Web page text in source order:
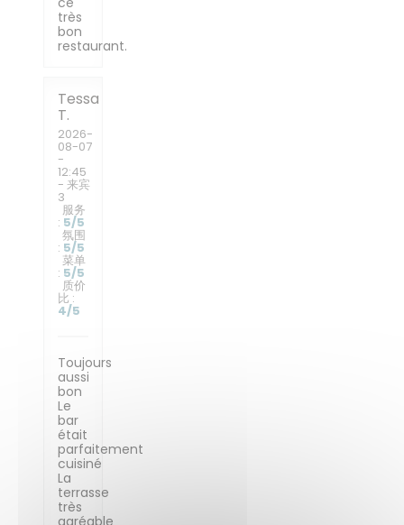
très
bon
restaurant.
Tessa
T
2026-
08-07
-
12:45
- 来宾
3
服务
: 5/5
氛围
: 5/5
菜单
: 5/5
质价
比 :
4/5
Toujours
aussi
bon
Le
bar
était
parfaitement
cuisiné
La
terrasse
très
agréable